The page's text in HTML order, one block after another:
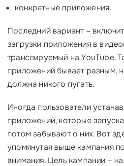
конкретные приложения.
Последний вариант –
загрузки приложения в
транслируемый на YouTube.
приложений бывает разным,
должна никого пугать.
Иногда пользователи
приложений, которые
потом забывают о них. Вот
упомянутая выше кампания
внимания. Цель кампании –